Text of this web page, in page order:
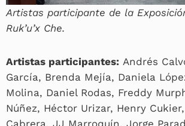
Artistas participante de la
Ruk’u’x Che.
Artistas participantes: Andrés
García, Brenda Mejía, Daniela
Molina, Daniel Rodas, Freddy
Núñez, Héctor Urizar, Henry
Cabrera, JJ Marroquín, Jorge